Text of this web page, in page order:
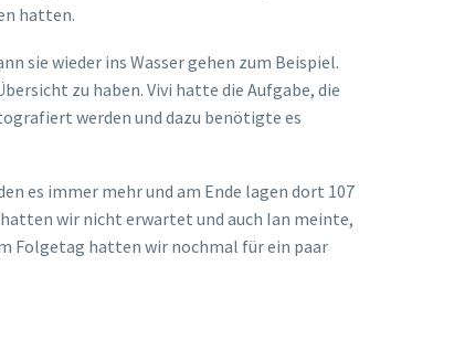
hatten.
sie wieder ins Wasser gehen zum Beispiel.
zu haben. Vivi hatte die Aufgabe, die
werden und dazu benötigte es
es immer mehr und am Ende lagen dort 107
wir nicht erwartet und auch Ian meinte,
Folgetag hatten wir nochmal für ein paar